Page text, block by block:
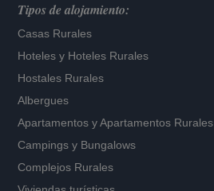
Tipos de alojamiento:
Casas Rurales
Hoteles y Hoteles Rurales
Hostales Rurales
Albergues
Apartamentos yApartamentos Rurales
Campings y Bungalows
Complejos Rurales